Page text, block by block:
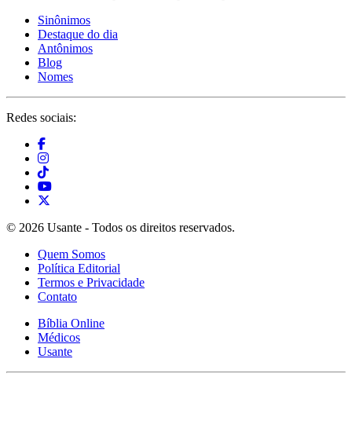
Sinônimos
Destaque do dia
Antônimos
Blog
Nomes
Redes sociais:
© 2026 Usante - Todos os direitos reservados.
Quem Somos
Política Editorial
Termos e Privacidade
Contato
Bíblia Online
Médicos
Usante